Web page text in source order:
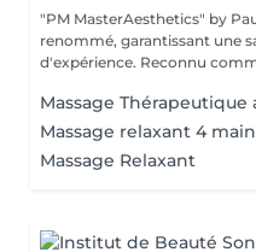
"PM MasterAesthetics" by
renommé, garantissant une
d'expérience. Reconnu
Massage Thérapeutique
Massage relaxant 4
Massage Relaxant